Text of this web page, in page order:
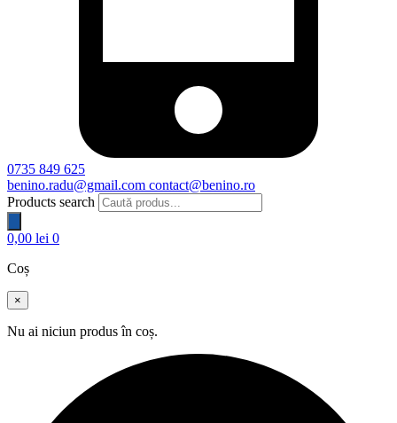
0735 849 625
benino.radu@gmail.com contact@benino.ro
Products search
0,00 lei 0
Coș
×
Nu ai niciun produs în coș.